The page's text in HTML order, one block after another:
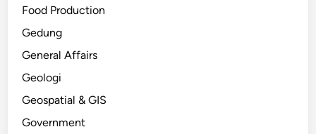
Food Production
Gedung
General Affairs
Geologi
Geospatial & GIS
Government